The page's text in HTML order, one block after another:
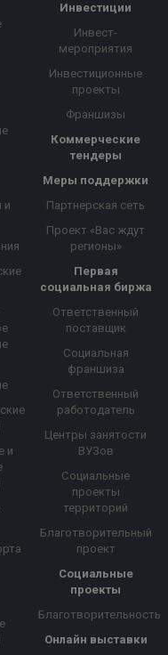
и
и
Инвестиции
Инвест-
мероприятия
Инвестиционные
проекты
Франшизы
Коммерческие
тендеры
Меры поддержки
Партнерская сеть
Проект «Вас ждут
регионы»
Первая
социальная биржа
Ответственный
поставщик
Социальная
франшиза
Ответственный
работодатель
Центры занятости
ВУЗов
Социальные
проекты
территорий
Благотворительный
проект
Социальные
проекты
Благотворительность
Онлайн выставки